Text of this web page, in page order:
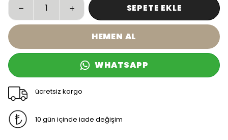
SEPETE EKLE
HEMEN AL
WHATSAPP
ücretsiz kargo
10 gün içinde iade değişim